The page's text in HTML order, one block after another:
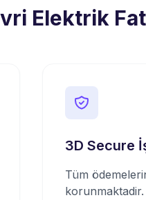
Elektrik
3D Secure
Tüm
korunmaktadir.